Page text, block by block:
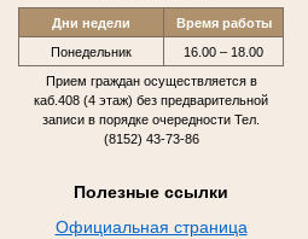
Дни недели
Время работы
Понедельник
16.00 – 18.00
Прием граждан осуществляется в
каб.408 (4 этаж) без предварительной
записи в порядке очередности Тел.
(8152) 43-73-86
Полезные ссылки
Официальная страница